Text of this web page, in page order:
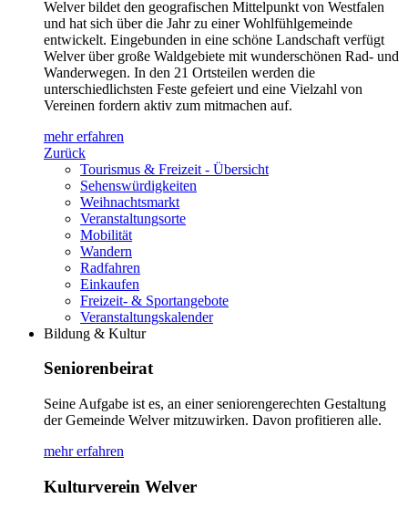
Welver bildet den geografischen Mittelpunkt von Westfalen
und hat sich über die Jahr zu einer Wohlfühlgemeinde
entwickelt. Eingebunden in eine schöne Landschaft verfügt
Welver über große Waldgebiete mit wunderschönen Rad- und
Wanderwegen. In den 21 Ortsteilen werden die
unterschiedlichsten Feste gefeiert und eine Vielzahl von
Vereinen fordern aktiv zum mitmachen auf.
mehr erfahren
Zurück
Tourismus & Freizeit - Übersicht
Sehenswürdigkeiten
Weihnachtsmarkt
Veranstaltungsorte
Mobilität
Wandern
Radfahren
Einkaufen
Freizeit- & Sportangebote
Veranstaltungskalender
Bildung & Kultur
Seniorenbeirat
Seine Aufgabe ist es, an einer seniorengerechten Gestaltung
der Gemeinde Welver mitzuwirken. Davon profitieren alle.
mehr erfahren
Kulturverein Welver